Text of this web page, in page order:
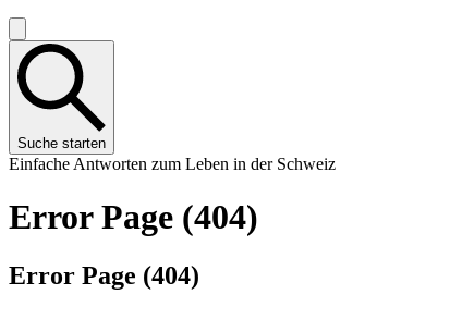
Suche starten
Einfache Antworten zum Leben in der Schweiz
Error Page (404)
Error Page (404)